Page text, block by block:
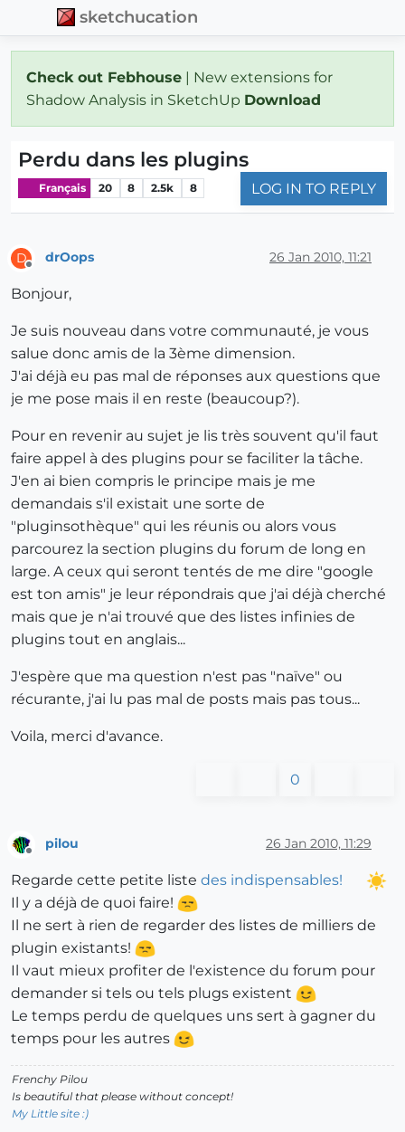
sketchucation
Check out Febhouse | New extensions for
Shadow Analysis in SketchUp Download
Perdu dans les plugins
Français 20 8 2.5k 8 LOG IN TO REPLY
D drOops 26 Jan 2010, 11:21
Bonjour,
Je suis nouveau dans votre communauté, je vous
salue donc amis de la 3ème dimension.
J'ai déjà eu pas mal de réponses aux questions que
je me pose mais il en reste (beaucoup?).
Pour en revenir au sujet je lis très souvent qu'il faut
faire appel à des plugins pour se faciliter la tâche.
J'en ai bien compris le principe mais je me
demandais s'il existait une sorte de
"pluginsothèque" qui les réunis ou alors vous
parcourez la section plugins du forum de long en
large. A ceux qui seront tentés de me dire "google
est ton amis" je leur répondrais que j'ai déjà cherché
mais que je n'ai trouvé que des listes infinies de
plugins tout en anglais...
J'espère que ma question n'est pas "naïve" ou
récurante, j'ai lu pas mal de posts mais pas tous...
Voila, merci d'avance.
0
pilou 26 Jan 2010, 11:29
Regarde cette petite liste des indispensables!
Il y a déjà de quoi faire!
Il ne sert à rien de regarder des listes de milliers de
plugin existants!
Il vaut mieux profiter de l'existence du forum pour
demander si tels ou tels plugs existent
Le temps perdu de quelques uns sert à gagner du
temps pour les autres
Frenchy Pilou
Is beautiful that please without concept!
My Little site :)